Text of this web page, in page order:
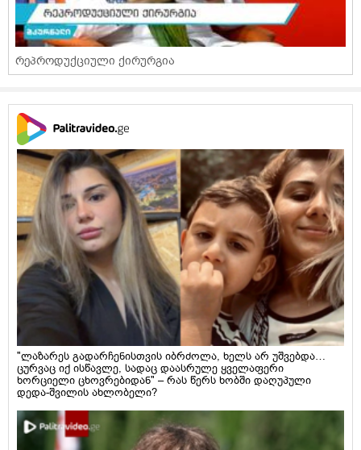
რეპროდუქციული ქირურგია
"ლაზარეს გადარჩენისთვის იბრძოლა, ხელს არ უშვებდა…
ცურვაც იქ ისწავლე, სადაც დაასრულე ყველაფერი
ხორციელი ცხოვრებიდან" – რას წერს ხობში დაღუპული
დედა-შვილის ახლობელი?